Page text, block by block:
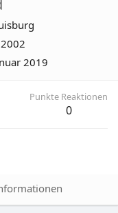
2019
Punkte Reaktionen
0